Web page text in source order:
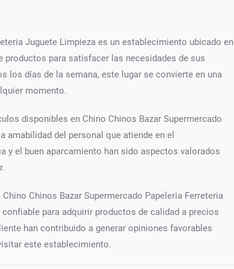
Juguete Limpieza es un establecimiento ubicado en
productos para satisfacer las necesidades de sus
los días de la semana, este lugar se convierte en una
momento.
disponibles en Chino Chinos Bazar Supermercado
amabilidad del personal que atiende en el
y el buen aparcamiento han sido aspectos valorados
Chinos Bazar Supermercado Papeleria Ferreteria
para adquirir productos de calidad a precios
han contribuido a generar opiniones favorables
este establecimiento.